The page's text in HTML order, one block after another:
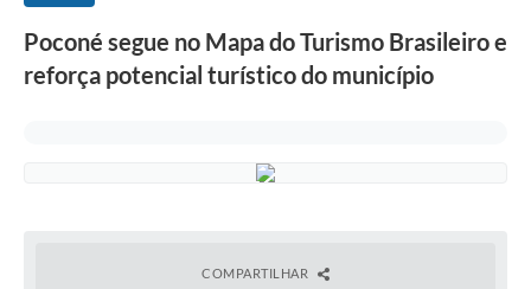
Poconé segue no Mapa do Turismo Brasileiro e
reforça potencial turístico do município
COMPARTILHAR